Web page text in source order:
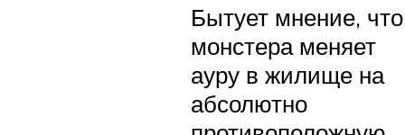
Бытует мнение, что
монстера меняет
ауру в жилище на
абсолютно